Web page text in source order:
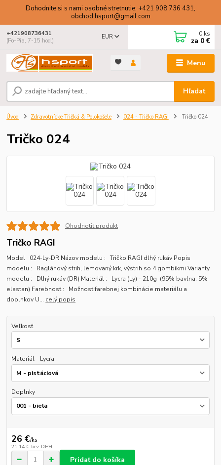
Dohodnite si s nami osobné stretnutie: +421 908 736 431,
obchod.hsport@gmail.com
Menu
EUR
Hľadať
+421908736431
(Po-Pia, 7-15 hod.)
0 ks
za 0 €
Úvod Zdravotnícke Tričká & Polokošele 024 - Tričko RAGI Tričko 024
Tričko 024
Ohodnotiť produkt
Tričko RAGI
Model 024-Ly-DR Názov modelu : Tričko RAGI dlhý rukáv Popis
modelu : Raglánový strih, lemovaný krk, výstrih so 4 gombíkmi Varianty
modelu : Dlhý rukáv (DR) Materiál : Lycra (Ly) - 210g (95% bavlna, 5%
elastan) Farebnosť : Možnosť farebnej kombinácie materiálu a
doplnkov U... celý popis
Veľkosť
Materiál - Lycra
Doplnky
26 €/ks
21,14 € bez DPH
Pridať do košíka